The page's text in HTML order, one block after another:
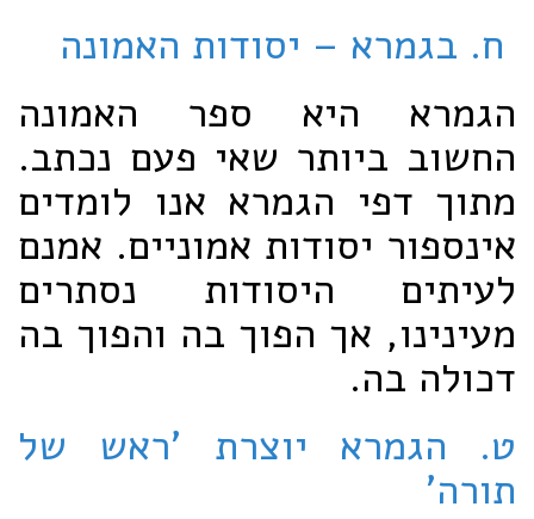
ח. בגמרא – יסודות האמונה
הגמרא היא ספר האמונה
החשוב ביותר שאי פעם נכתב.
מתוך דפי הגמרא אנו לומדים
אינספור יסודות אמוניים. אמנם
לעיתים היסודות נסתרים
מעינינו, אך הפוך בה והפוך בה
דכולה בה.
ט. הגמרא יוצרת 'ראש של
תורה'